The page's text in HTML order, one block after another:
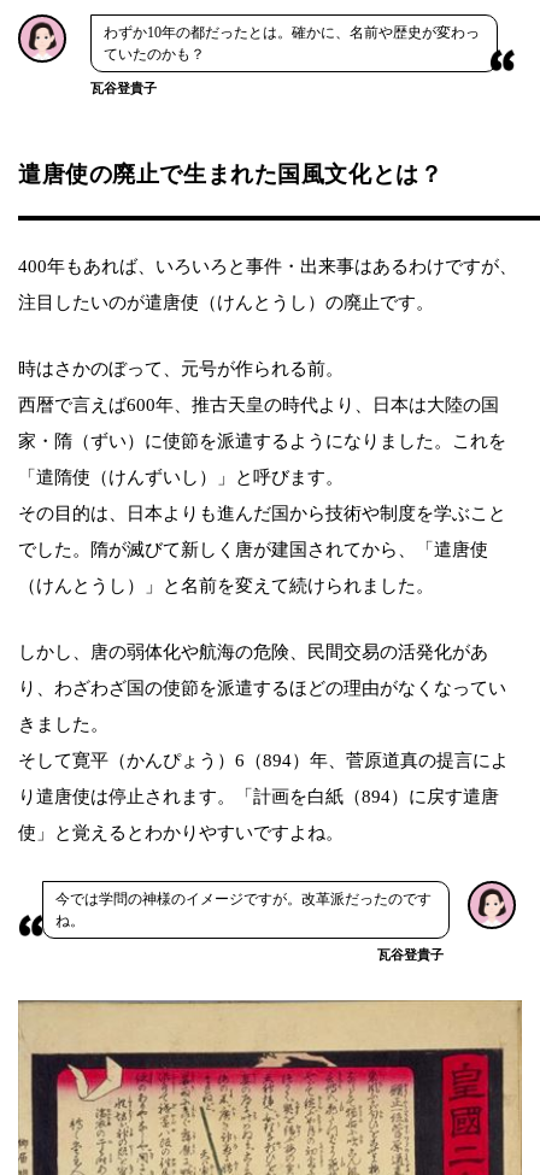
わずか10年の都だったとは。確かに、名前や歴史が変わっ
ていたのかも？
瓦谷登貴子
遣唐使の廃止で生まれた国風文化とは？
400年もあれば、いろいろと事件・出来事はあるわけですが、
注目したいのが遣唐使（けんとうし）の廃止です。
時はさかのぼって、元号が作られる前。
西暦で言えば600年、推古天皇の時代より、日本は大陸の国
家・隋（ずい）に使節を派遣するようになりました。これを
「遣隋使（けんずいし）」と呼びます。
その目的は、日本よりも進んだ国から技術や制度を学ぶこと
でした。隋が滅びて新しく唐が建国されてから、「遣唐使
（けんとうし）」と名前を変えて続けられました。
しかし、唐の弱体化や航海の危険、民間交易の活発化があ
り、わざわざ国の使節を派遣するほどの理由がなくなってい
きました。
そして寛平（かんぴょう）6（894）年、菅原道真の提言によ
り遣唐使は停止されます。「計画を白紙（894）に戻す遣唐
使」と覚えるとわかりやすいですよね。
今では学問の神様のイメージですが。改革派だったのです
ね。
瓦谷登貴子